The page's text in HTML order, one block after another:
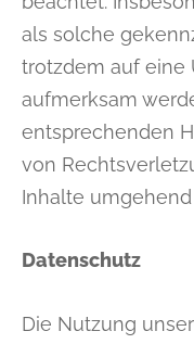
als solche
trotzdem auf eine
aufmerksam
entsprechenden
von
Inhalte
Datenschutz
Die Nutzung